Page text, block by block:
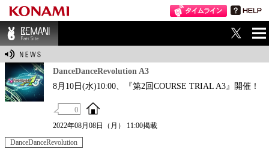
BEMANI Fan Sit
DanceDanceRevolution A3
8月10日(水)10:00、『第2回COURSE TRIAL A3』開催！
0
2022年08月08日（月） 11:00掲載
DanceDanceRevolution